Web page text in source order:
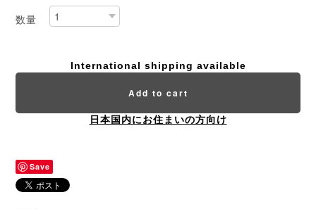
数量
International shipping available
Add to cart
日本国内にお住まいの方向け
Save